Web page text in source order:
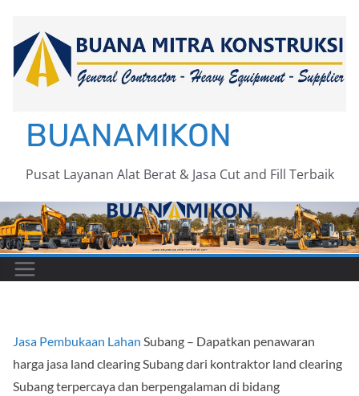
content
BUANAMIKON
Pusat Layanan Alat Berat & Jasa Cut and Fill Terbaik
Jasa Pembukaan Lahan Subang – Dapatkan penawaran
harga jasa land clearing Subang dari kontraktor land clearing
Subang terpercaya dan berpengalaman di bidang